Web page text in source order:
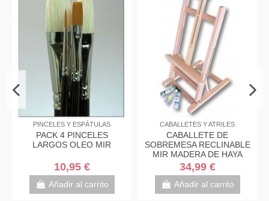
PINCELES Y ESPÁTULAS
PACK 4 PINCELES
LARGOS OLEO MIR
10,95 €
Añadir al carrito
CABALLETES Y ATRILES
CABALLETE DE
SOBREMESA RECLINABLE
MIR MADERA DE HAYA
34,99 €
Añadir al carrito